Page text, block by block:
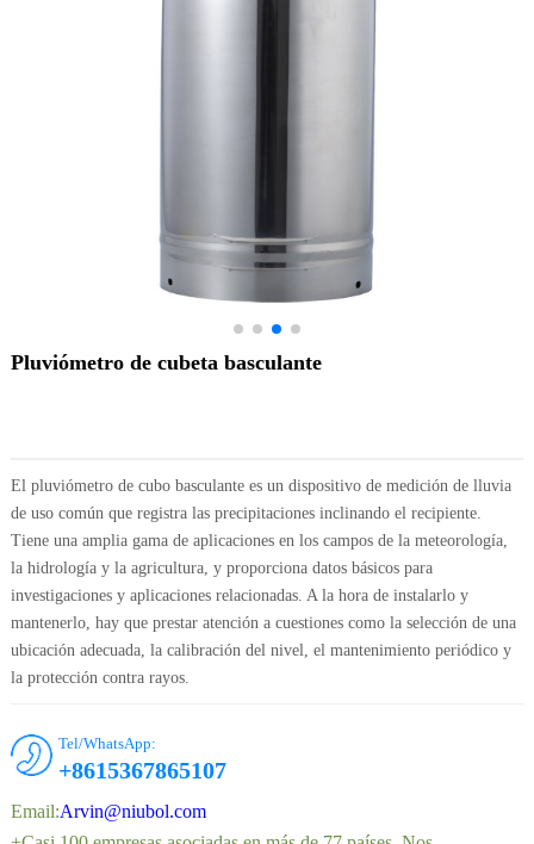
Pluviómetro de cubeta basculante
El pluviómetro de cubo basculante es un dispositivo de medición de lluvia
de uso común que registra las precipitaciones inclinando el recipiente.
Tiene una amplia gama de aplicaciones en los campos de la meteorología,
la hidrología y la agricultura, y proporciona datos básicos para
investigaciones y aplicaciones relacionadas. A la hora de instalarlo y
mantenerlo, hay que prestar atención a cuestiones como la selección de una
ubicación adecuada, la calibración del nivel, el mantenimiento periódico y
la protección contra rayos.
Tel/WhatsApp:
+8615367865107
Email:Arvin@niubol.com